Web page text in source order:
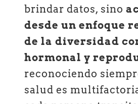
brindar datos, sino
desde un enfoque
de la diversidad
hormonal y
reconociendo
salud es